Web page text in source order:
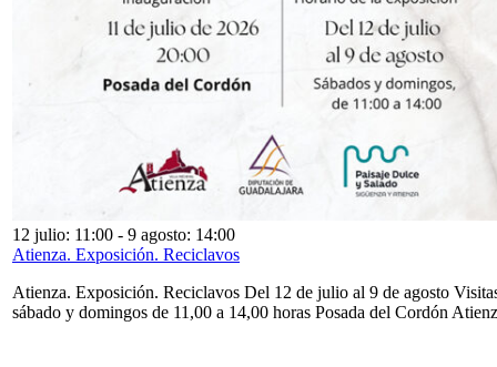
12 julio: 11:00 - 9 agosto: 14:00
Atienza. Exposición. Reciclavos
Atienza. Exposición. Reciclavos Del 12 de julio al 9 de agosto
sábado y domingos de 11,00 a 14,00 horas Posada del Cordón